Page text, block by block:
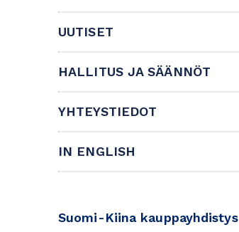
UUTISET
HALLITUS JA SÄÄNNÖT
YHTEYSTIEDOT
IN ENGLISH
Suomi-Kiina kauppayhdistys